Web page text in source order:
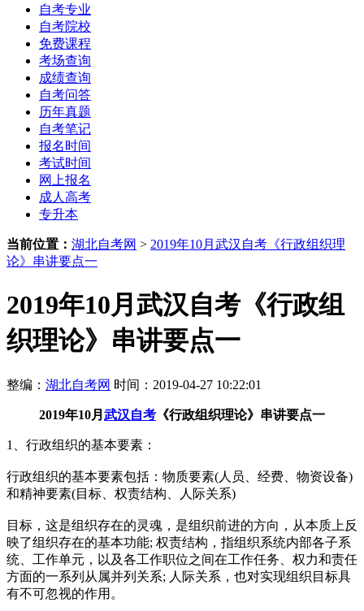
自考专业
自考院校
免费课程
考场查询
成绩查询
自考问答
历年真题
自考笔记
报名时间
考试时间
网上报名
成人高考
专升本
当前位置： 湖北自考网 > 2019年10月武汉自考《行政组织理
论》串讲要点一
2019年10月武汉自考《行政组
织理论》串讲要点一
整编： 湖北自考网 时间：2019-04-27 10:22:01
2019年10月 武汉自考 《行政组织理论》串讲要点一
1、行政组织的基本要素：
行政组织的基本要素包括：物质要素(人员、经费、物资设备)
和精神要素(目标、权责结构、人际关系)
目标，这是组织存在的灵魂，是组织前进的方向，从本质上反
映了组织存在的基本功能; 权责结构，指组织系统内部各子系
统、工作单元，以及各工作职位之间在工作任务、权力和责任
方面的一系列从属并列关系; 人际关系，也对实现组织目标具
有不可忽视的作用。